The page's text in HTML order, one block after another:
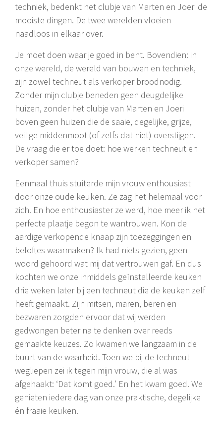
techniek, bedenkt het clubje van Marten en Joeri de
mooiste dingen. De twee werelden vloeien
naadloos in elkaar over.
Je moet doen waar je goed in bent. Bovendien: in
onze wereld, de wereld van bouwen en techniek,
zijn zowel techneut als verkoper broodnodig.
Zonder mijn clubje beneden geen deugdelijke
huizen, zonder het clubje van Marten en Joeri
boven geen huizen die de saaie, degelijke, grijze,
veilige middenmoot (of zelfs dat niet) overstijgen.
De vraag die er toe doet: hoe werken techneut en
verkoper samen?
Eenmaal thuis stuiterde mijn vrouw enthousiast
door onze oude keuken. Ze zag het helemaal voor
zich. En hoe enthousiaster ze werd, hoe meer ik het
perfecte plaatje begon te wantrouwen. Kon de
aardige verkopende knaap zijn toezeggingen en
beloftes waarmaken? Ik had niets gezien, geen
woord gehoord wat mij dat vertrouwen gaf. En dus
kochten we onze inmiddels geïnstalleerde keuken
drie weken later bij een techneut die de keuken zelf
heeft gemaakt. Zijn mitsen, maren, beren en
bezwaren zorgden ervoor dat wij werden
gedwongen beter na te denken over reeds
gemaakte keuzes. Zo kwamen we langzaam in de
buurt van de waarheid. Toen we bij de techneut
wegliepen zei ik tegen mijn vrouw, die al was
afgehaakt: ‘Dat komt goed.’ En het kwam goed. We
genieten iedere dag van onze praktische, degelijke
én fraaie keuken.